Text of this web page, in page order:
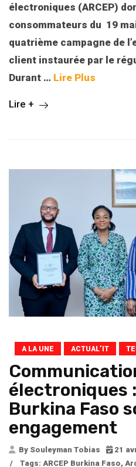
électroniques (ARCEP)
consommateurs du 19
quatrième campagne de
client instaurée par le
Durant … Lire Plus
Lire +
A LA UNE ACTUAL’IT
électroniques
Burkina Faso
engagement
By Souleyman Tobias
21
/
Tags: ARCEP Burkina Faso,